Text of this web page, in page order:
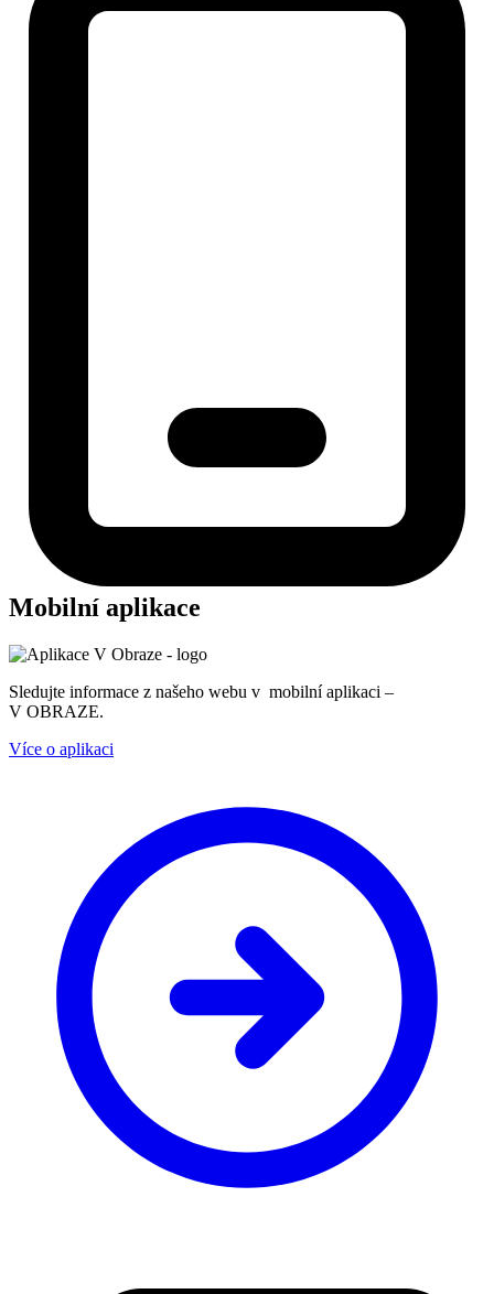
Mobilní aplikace
Sledujte informace z našeho webu v mobilní aplikaci –
V OBRAZE.
Více o aplikaci